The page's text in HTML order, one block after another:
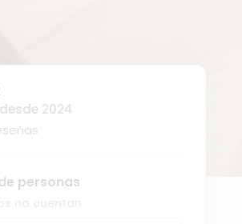
2024
personas